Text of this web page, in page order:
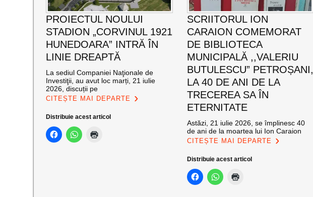
PROIECTUL NOULUI
STADION „CORVINUL 1921
HUNEDOARA” INTRĂ ÎN
LINIE DREAPTĂ
La sediul Companiei Naţionale de
Investiţii, au avut loc marți, 21 iulie
2026, discuții pe
CITEȘTE MAI DEPARTE
Distribuie acest articol
SCRIITORUL ION
CARAION COMEMORAT
DE BIBLIOTECA
MUNICIPALĂ ,,VALERIU
BUTULESCU” PETROȘANI,
LA 40 DE ANI DE LA
TRECEREA SA ÎN
ETERNITATE
Astăzi, 21 iulie 2026, se împlinesc 40
de ani de la moartea lui Ion Caraion
CITEȘTE MAI DEPARTE
Distribuie acest articol